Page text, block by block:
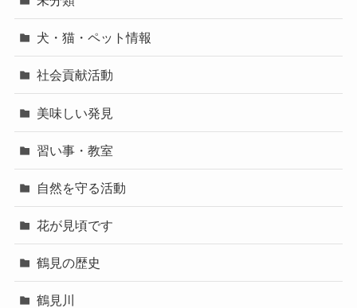
犬・猫・ペット情報
社会貢献活動
美味しい発見
習い事・教室
自然を守る活動
花が見頃です
鶴見の歴史
鶴見川